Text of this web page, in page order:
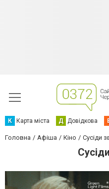
К Карта міста Д Довідкова
Головна Афіша Кіно Сусіди